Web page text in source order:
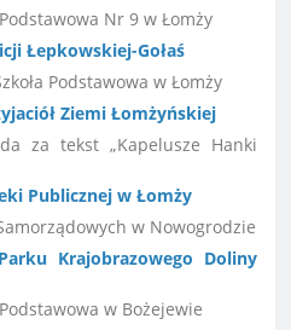
Podstawowa Nr 9 w Łomży
Łepkowskiej-Gołaś
Podstawowa w Łomży
Ziemi Łomżyńskiej
za tekst „Kapelusze Hanki
Publicznej w Łomży
w Nowogrodzie
Krajobrazowego Doliny
Podstawowa w Bożejewie